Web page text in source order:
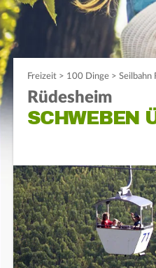
Freizeit > 100 Dinge > Seilbahn
Rüdesheim
SCHWEBEN